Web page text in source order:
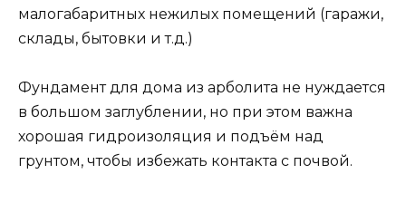
малогабаритных нежилых помещений (гаражи,
склады, бытовки и т.д.)
Фундамент для дома из арболита не нуждается
в большом заглублении, но при этом важна
хорошая гидроизоляция и подъём над
грунтом, чтобы избежать контакта с почвой.